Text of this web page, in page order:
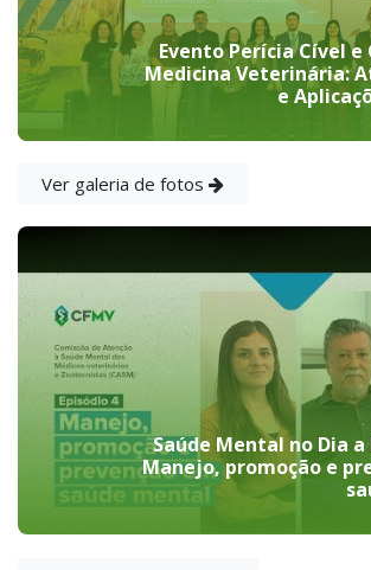
Evento Perícia Cível
Medicina Veterinária:
e
Ver galeria de fotos
Saúde Mental no Dia a
Manejo, promoção e